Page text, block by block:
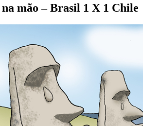
na mão – Brasil 1 X 1 Chile